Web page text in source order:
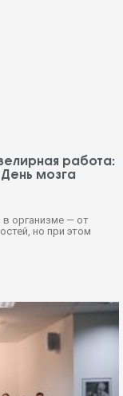
работа:
мозга
организме — от
но при этом